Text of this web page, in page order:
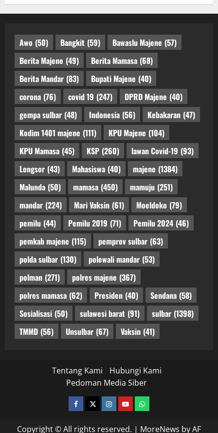
Awo (50) Bangkit (59) Bawaslu Majene (57)
Berita Majene (49) Berita Mamasa (68)
Berita Mandar (83) Bupati Majene (40)
corona (76) covid 19 (247) DPRD Majene (40)
gempa sulbar (48) Indonesia (56) Kebakaran (47)
Kodim 1401 majene (111) KPU Majene (104)
KPU Mamasa (45) KSP (260) lawan Covid-19 (93)
Longsor (43) Mahasiswa (40) majene (1384)
Malunda (50) mamasa (450) mamuju (251)
mandar (224) Mari Vaksin (61) Moeldoko (79)
pemilu (44) Pemilu 2019 (71) Pemilu 2024 (46)
pemkab majene (115) pemprov sulbar (63)
polda sulbar (130) polewali mandar (53)
polman (271) polres majene (367)
polres mamasa (62) Presiden (40) Sendana (58)
Sosialisasi (50) sulawesi barat (91) sulbar (1398)
TMMD (56) Unsulbar (67) Vaksin (41)
Tentang Kami
Hubungi Kami
Pedoman Media Siber
facebooktwitterinstagram.com
youtubewhatsapp
Copyright © All rights reserved. | MoreNews by AF